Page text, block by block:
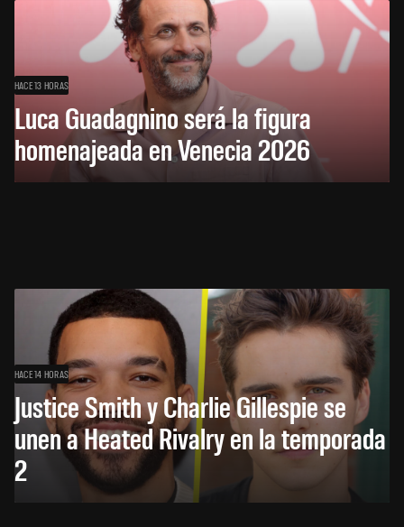
HACE 13 HORAS
Luca Guadagnino será la figura
homenajeada en Venecia 2026
HACE 14 HORAS
Justice Smith y Charlie Gillespie se
unen a Heated Rivalry en la temporada
2